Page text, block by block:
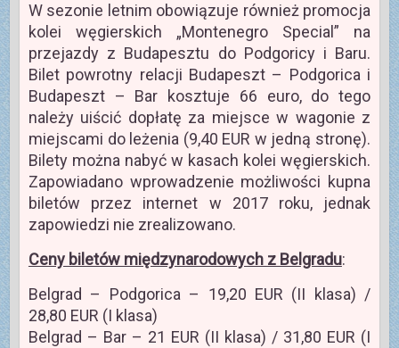
W sezonie letnim obowiązuje również promocja
kolei węgierskich „Montenegro Special” na
przejazdy z Budapesztu do Podgoricy i Baru.
Bilet powrotny relacji Budapeszt – Podgorica i
Budapeszt – Bar kosztuje 66 euro, do tego
należy uiścić dopłatę za miejsce w wagonie z
miejscami do leżenia (9,40 EUR w jedną stronę).
Bilety można nabyć w kasach kolei węgierskich.
Zapowiadano wprowadzenie możliwości kupna
biletów przez internet w 2017 roku, jednak
zapowiedzi nie zrealizowano.
Ceny biletów międzynarodowych z Belgradu:
Belgrad – Podgorica – 19,20 EUR (II klasa) /
28,80 EUR (I klasa)
Belgrad – Bar – 21 EUR (II klasa) / 31,80 EUR (I